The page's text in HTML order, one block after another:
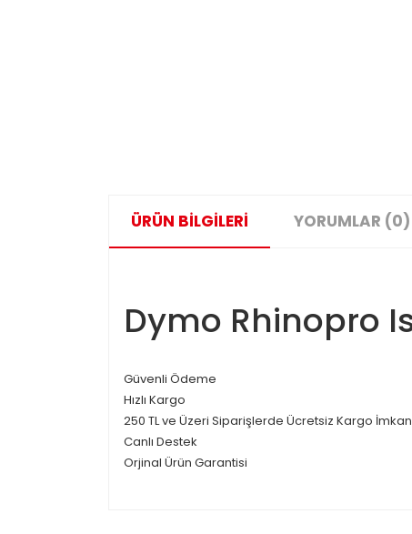
ÜRÜN BİLGİLERİ YORUMLAR (0)
Dymo Rhinopro
Güvenli Ödeme
Hızlı Kargo
250 TL ve Üzeri Siparişlerde Ücretsiz Kargo
Canlı Destek
Orjinal Ürün Garantisi